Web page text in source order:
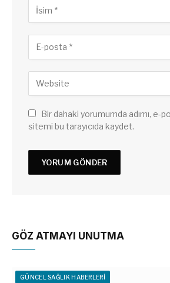
Bir dahaki yorumumda adımı, e-
sitemi bu tarayıcıda kaydet.
GÖZ ATMAYI UNUTMA
GÜNCEL SAĞLIK HABERLERI